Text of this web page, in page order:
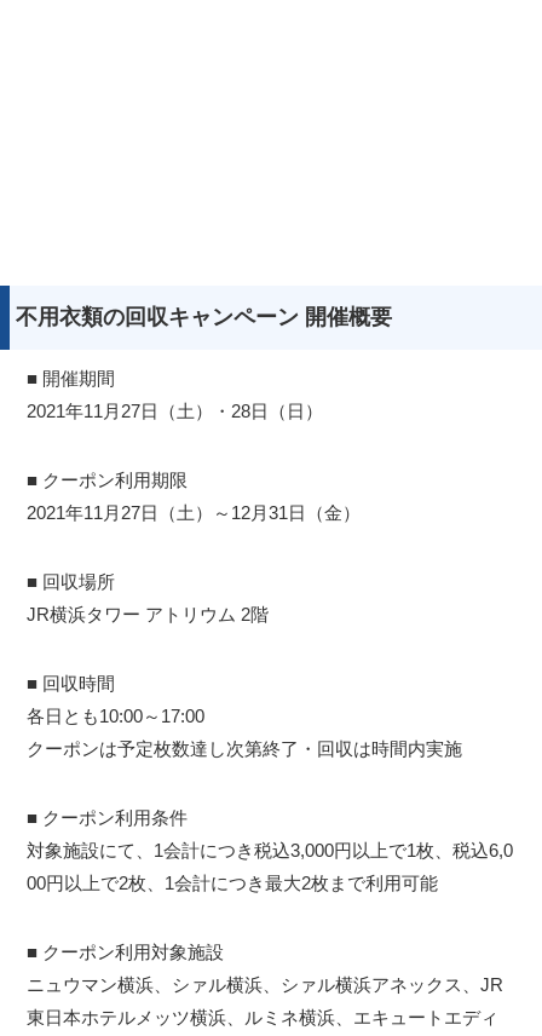
不用衣類の回収キャンペーン 開催概要
■ 開催期間
2021年11月27日（土）・28日（日）
■ クーポン利用期限
2021年11月27日（土）～12月31日（金）
■ 回収場所
JR横浜タワー アトリウム 2階
■ 回収時間
各日とも10:00～17:00
クーポンは予定枚数達し次第終了・回収は時間内実施
■ クーポン利用条件
対象施設にて、1会計につき税込3,000円以上で1枚、税込6,0
00円以上で2枚、1会計につき最大2枚まで利用可能
■ クーポン利用対象施設
ニュウマン横浜、シァル横浜、シァル横浜アネックス、JR
東日本ホテルメッツ横浜、ルミネ横浜、エキュートエディ